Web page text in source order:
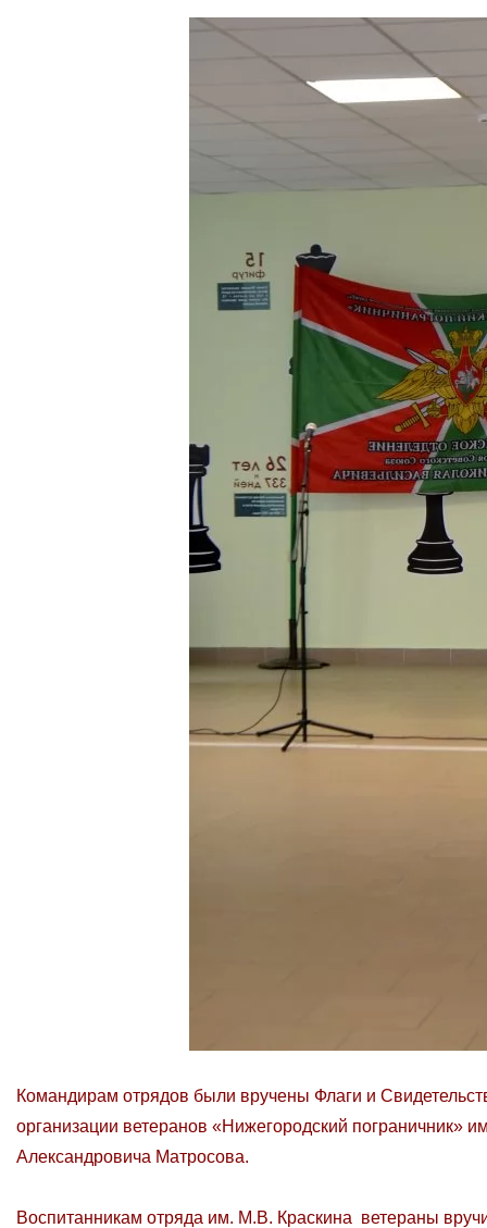
Командирам отрядов были вручены Флаги и
организации ветеранов «Нижегородский пограничник»
Александровича Матросова.
Воспитанникам отряда им. М.В. Краскина ветераны